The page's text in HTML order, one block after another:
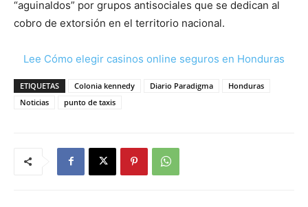
“aguinaldos” por grupos antisociales que se dedican al
cobro de extorsión en el territorio nacional.
Lee Cómo elegir casinos online seguros en Honduras
ETIQUETAS Colonia kennedy Diario Paradigma
Honduras
Noticias
punto de taxis